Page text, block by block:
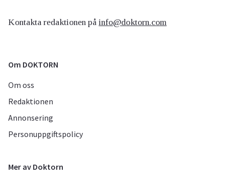
Kontakta redaktionen på info@doktorn.com
Om DOKTORN
Om oss
Redaktionen
Annonsering
Personuppgiftspolicy
Mer av Doktorn